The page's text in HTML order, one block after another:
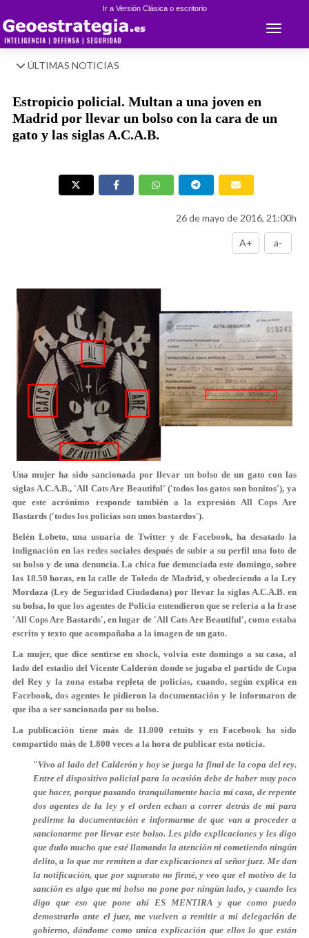
Ir a Versión Clásica o escritorio
Toggle
ÚLTIMAS NOTICIAS
Estropicio policial. Multan a una joven en
Madrid por llevar un bolso con la cara de un
gato y las siglas A.C.A.B.
26 de mayo de 2016, 21:00h
A+ a-
Una mujer ha sido sancionada por llevar un bolso de un gato con las
siglas A.C.A.B., 'All Cats Are Beautiful' ('todos los gatos son bonitos'), ya
que este acrónimo responde también a la expresión All Cops Are
Bastards ('todos los policías son unos bastardos').
Belén Lobeto, una usuaria de Twitter y de Facebook, ha desatado la
indignación en las redes sociales después de subir a su perfil una foto de
su bolso y de una denuncia. La chica fue denunciada este domingo, sobre
las 18.50 horas, en la calle de Toledo de Madrid, y obedeciendo a la Ley
Mordaza (Ley de Seguridad Ciudadana) por llevar la siglas A.C.A.B. en
su bolsa, lo que los agentes de Policía entendieron que se refería a la frase
'All Cops Are Bastards', en lugar de 'All Cats Are Beautiful', como estaba
escrito y texto que acompañaba a la imagen de un gato.
La mujer, que dice sentirse en shock, volvía este domingo a su casa, al
lado del estadio del Vicente Calderón donde se jugaba el partido de Copa
del Rey y la zona estaba repleta de policías, cuando, según explica en
Facebook, dos agentes le pidieron la documentación y le informaron de
que iba a ser sancionada por su bolso.
La publicación tiene más de 11.000 retuits y en Facebook ha sido
compartido más de 1.800 veces a la hora de publicar esta noticia.
"Vivo al lado del Calderón y hoy se juega la final de la copa del rey.
Entre el dispositivo policial para la ocasión debe de haber muy poco
que hacer, porque pasando tranquilamente hacia mi casa, de repente
dos agentes de la ley y el orden echan a correr detrás de mi para
pedirme la documentación e informarme de que van a proceder a
sancionarme por llevar este bolso. Les pido explicaciones y les digo
que dudo mucho que esté llamando la atención ni cometiendo ningún
delito, a lo que me remiten a dar explicaciones al señor juez. Me dan
la notificación, que por supuesto no firmé, y veo que el motivo de la
sanción es algo que mi bolso no pone por ningún lado, y cuando les
digo que eso que pone ahí ES MENTIRA y que como puedo
demostrarlo ante el juez, me vuelven a remitir a mi delegación de
gobierno, dándome como unica explicación que ellos lo que están